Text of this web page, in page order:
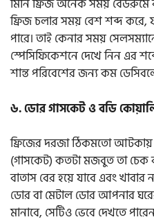
মিনি ফ্রিজ অনেক সময় বেডরুমে
ফ্রিজ চলার সময় বেশ শব্দ করে,
পারে। তাই কেনার সময়
স্পেসিফিকেশনে দেখে নিন এর
শান্ত পরিবেশের জন্য কম
৬. ডোর গাসকেট ও বডি
ফ্রিজের দরজা ঠিকমতো আটকায়
(গাসকেট) কতটা মজবুত তা চেক
বাতাস বের হয়ে যাবে এবং খাবার
ডোর বা মেটাল ডোর আপনার
মানাবে, সেটিও ভেবে দেখতে